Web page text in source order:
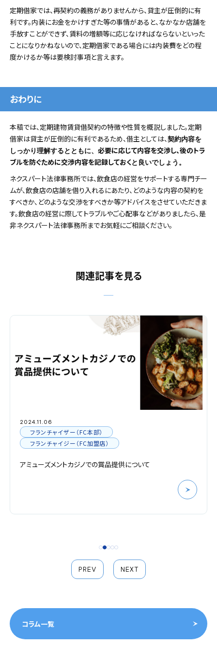
定期借家では、再契約の義務がありませんから、貸主が圧倒的に有
利です。内装にお金をかけすぎた等の事情があると、なかなか店舗を
手放すことができず、賃料の増額等に応じなければならないといった
ことになりかねないので、定期借家である場合には内装費をどの程
度かけるか等は要検討事項と言えます。
おわりに
本稿では、定期建物賃貸借契約の特徴や性質を概説しました。定期
借家は貸主が圧倒的に有利であるため、借主としては、契約内容を
しっかり理解するとともに、 必要に応じて内容を交渉し、後のトラ
ブルを防ぐために交渉内容を記録しておくと良いでしょう。
ネクスパート法律事務所では、飲食店の経営をサポートする専門チー
ムが、飲食店の店舗を借り入れるにあたり、どのような内容の契約を
すべきか、どのような交渉をすべきか等アドバイスをさせていただきま
す。飲食店の経営に際してトラブルやご心配事などがありましたら、是
非ネクスパート法律事務所までお気軽にご相談ください。
関連記事を見る
2024.11.06
フランチャイザー（FC本部）
フランチャイジー（FC加盟店）
アミューズメントカジノでの賞品提供について
PREV NEXT
コラム一覧